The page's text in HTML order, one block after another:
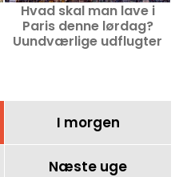
Hvad skal man lave i
Paris denne lørdag?
Uundværlige udflugter
I morgen
Næste uge